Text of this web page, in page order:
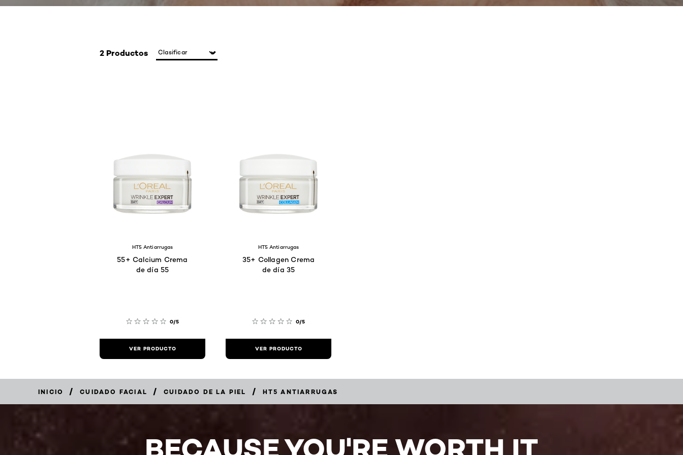
2 Productos
HT5 Antiarrugas
55+ Calcium Crema
de día 55
0/5
VER PRODUCTO
HT5 Antiarrugas
35+ Collagen Crema
de día 35
0/5
VER PRODUCTO
INICIO / CUIDADO FACIAL / CUIDADO DE LA PIEL / HT5 ANTIARRUGAS